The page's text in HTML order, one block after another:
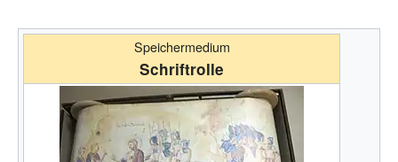
Speichermedium
Schriftrolle